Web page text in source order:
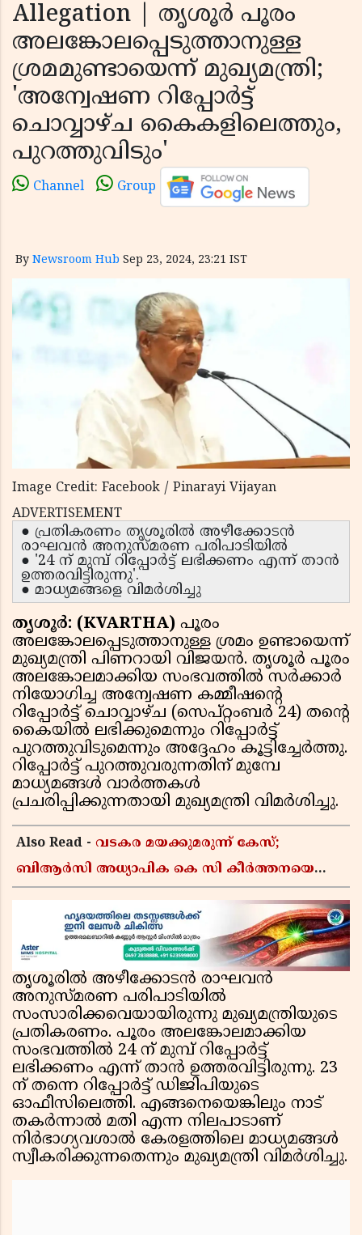
Allegation | തൃശൂർ പൂരം
അലങ്കോലപ്പെടുത്താനുള്ള
ശ്രമമുണ്ടായെന്ന് മുഖ്യമന്ത്രി;
'അന്വേഷണ റിപ്പോർട്ട്
ചൊവ്വാഴ്ച കൈകളിലെത്തും,
പുറത്തുവിടും'
Channel Group
By Newsroom Hub Sep 23, 2024, 23:21 IST
Image Credit: Facebook / Pinarayi Vijayan
ADVERTISEMENT
● പ്രതികരണം തൃശൂരിൽ അഴീക്കോടൻ
രാഘവൻ അനുസ്മരണ പരിപാടിയിൽ
● '24 ന് മുമ്പ് റിപ്പോർട്ട് ലഭിക്കണം എന്ന് താൻ
ഉത്തരവിട്ടിരുന്നു'.
● മാധ്യമങ്ങളെ വിമർശിച്ചു
തൃശൂർ: (KVARTHA) പൂരം
അലങ്കോലപ്പെടുത്താനുള്ള ശ്രമം ഉണ്ടായെന്ന്
മുഖ്യമന്ത്രി പിണറായി വിജയൻ. തൃശൂർ പൂരം
അലങ്കോലമാക്കിയ സംഭവത്തിൽ സർക്കാർ
നിയോഗിച്ച അന്വേഷണ കമ്മീഷന്റെ
റിപ്പോർട്ട് ചൊവ്വാഴ്ച (സെപ്റ്റംബർ 24) തന്റെ
കൈയിൽ ലഭിക്കുമെന്നും റിപ്പോർട്ട്
പുറത്തുവിടുമെന്നും അദ്ദേഹം കൂട്ടിച്ചേർത്തു.
റിപ്പോർട്ട് പുറത്തുവരുന്നതിന് മുമ്പേ
മാധ്യമങ്ങൾ വാർത്തകൾ
പ്രചരിപ്പിക്കുന്നതായി മുഖ്യമന്ത്രി വിമർശിച്ചു.
Also Read - വടകര മയക്കുമരുന്ന് കേസ്;
ബിആർസി അധ്യാപിക കെ സി കീർത്തനയെ
തൃശൂരിൽ അഴീക്കോടൻ രാഘവൻ
അനുസ്മരണ പരിപാടിയിൽ
സംസാരിക്കവെയായിരുന്നു മുഖ്യമന്ത്രിയുടെ
പ്രതികരണം. പൂരം അലങ്കോലമാക്കിയ
സംഭവത്തിൽ 24 ന് മുമ്പ് റിപ്പോർട്ട്
ലഭിക്കണം എന്ന് താൻ ഉത്തരവിട്ടിരുന്നു. 23
ന് തന്നെ റിപ്പോർട്ട് ഡിജിപിയുടെ
ഓഫീസിലെത്തി. എങ്ങനെയെങ്കിലും നാട്
തകർന്നാൽ മതി എന്ന നിലപാടാണ്
നിർഭാഗ്യവശാൽ കേരളത്തിലെ മാധ്യമങ്ങൾ
സ്വീകരിക്കുന്നതെന്നും മുഖ്യമന്ത്രി വിമർശിച്ചു.